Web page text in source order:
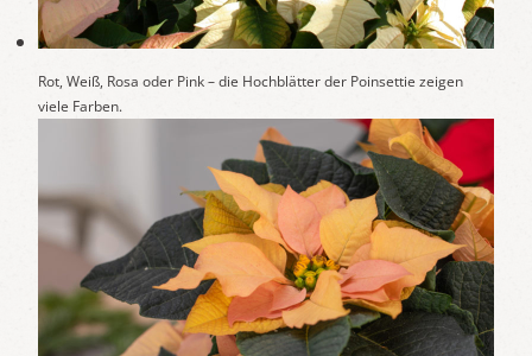
Rot, Weiß, Rosa oder Pink – die Hochblätter der Poinsettie zeigen
viele Farben.